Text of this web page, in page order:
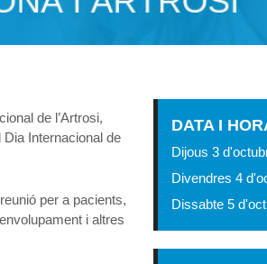
de l’Artrosi,
Dia Internacional de
per a pacients,
i altres
DATA I
Dijous 3
Divendres 4
Dissabte 5